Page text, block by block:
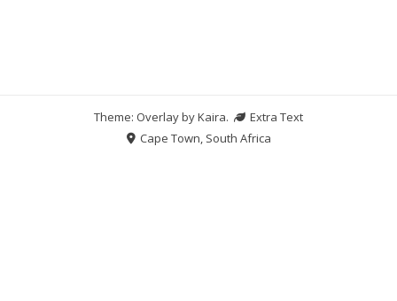
Theme: Overlay byKaira.
Extra Text
Cape Town, South Africa